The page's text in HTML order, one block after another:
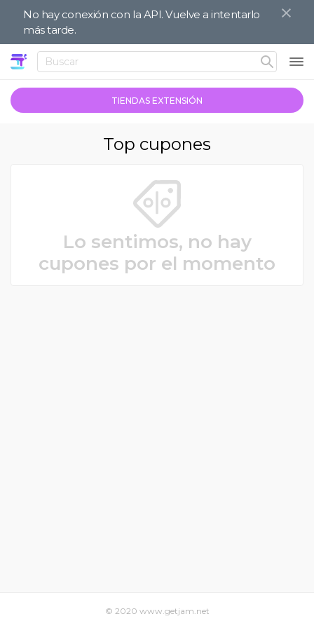
No hay conexión con la API. Vuelve a intentarlo
más tarde.
TIENDAS EXTENSIÓN
Top cupones
Lo sentimos, no hay
cupones por el momento
© 2020 www.getjam.net